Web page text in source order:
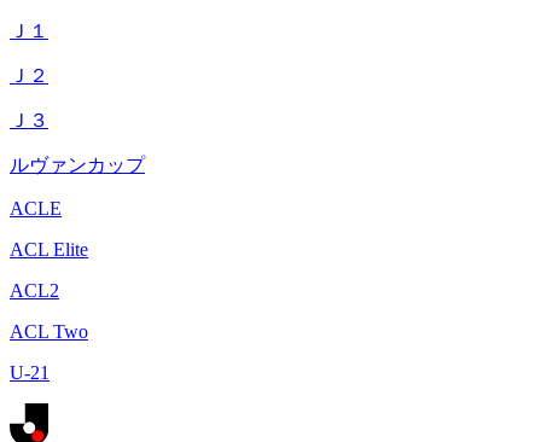
Ｊ１
Ｊ２
Ｊ３
ルヴァンカップ
ACLE
ACL Elite
ACL2
ACL Two
U-21